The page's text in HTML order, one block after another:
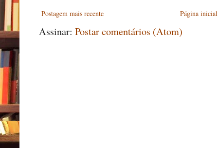
Postagem mais recente Página inicial
Assinar: Postar comentários (Atom)